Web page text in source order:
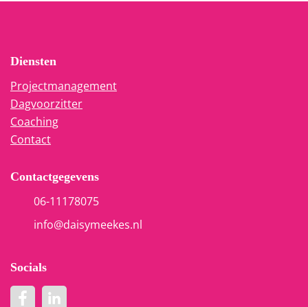
Diensten
Projectmanagement
Dagvoorzitter
Coaching
Contact
Contactgegevens
06-11178075
info@daisymeekes.nl
Socials